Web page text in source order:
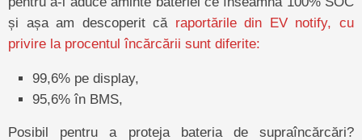
și așa am descoperit că raportările din EV notify, cu
privire la procentul încărcării sunt diferite:
99,6% pe display,
95,6% în BMS,
Posibil pentru a proteja bateria de supraîncărcări?